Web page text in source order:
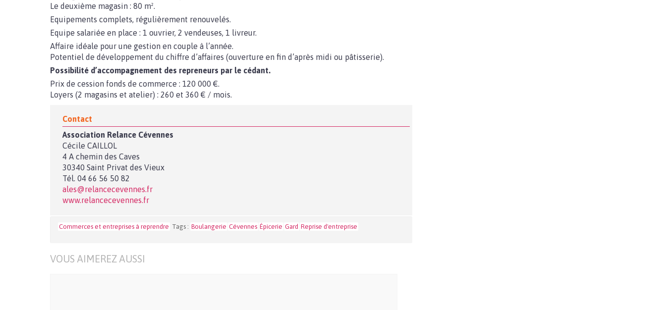
Le deuxième magasin : 80 m².
Equipements complets, régulièrement renouvelés.
Equipe salariée en place : 1 ouvrier, 2 vendeuses, 1 livreur.
Affaire idéale pour une gestion en couple à l’année.
Potentiel de développement du chiffre d’affaires (ouverture en fin d’après midi ou pâtisserie).
Possibilité d’accompagnement des repreneurs par le cédant.
Prix de cession fonds de commerce : 120 000 €.
Loyers (2 magasins et atelier) : 260 et 360 € / mois.
Contact
Association Relance Cévennes
Cécile CAILLOL
4 A chemin des Caves
30340 Saint Privat des Vieux
Tél. 04 66 56 50 82
ales@relancecevennes.fr
www.relancecevennes.fr
Commerces et entreprises à reprendre Tags : Boulangerie Cévennes Épicerie Gard Reprise d'entreprise
VOUS AIMEREZ AUSSI